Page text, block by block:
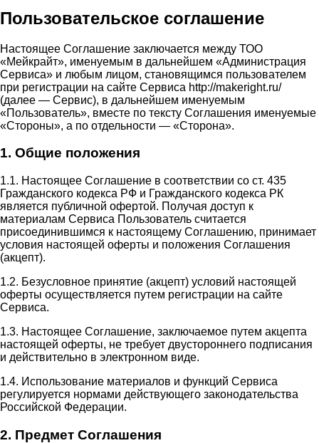
Пользовательское соглашение
Настоящее Соглашение заключается между ТОО
«Мейкрайт», именуемым в дальнейшем «Администрация
Сервиса» и любым лицом, становящимся пользователем
при регистрации на сайте Сервиса http://makeright.ru/
(далее — Сервис), в дальнейшем именуемым
«Пользователь», вместе по тексту Соглашения именуемые
«Стороны», а по отдельности — «Сторона».
1. Общие положения
1.1. Настоящее Соглашение в соответствии со ст. 435
Гражданского кодекса РФ и Гражданского кодекса РК
является публичной офертой. Получая доступ к
материалам Сервиса Пользователь считается
присоединившимся к настоящему Соглашению, принимает
условия настоящей оферты и положения Соглашения
(акцепт).
1.2. Безусловное принятие (акцепт) условий настоящей
оферты осуществляется путем регистрации на сайте
Сервиса.
1.3. Настоящее Соглашение, заключаемое путем акцепта
настоящей оферты, не требует двустороннего подписания
и действительно в электронном виде.
1.4. Использование материалов и функций Сервиса
регулируется нормами действующего законодательства
Российской Федерации.
2. Предмет Соглашения